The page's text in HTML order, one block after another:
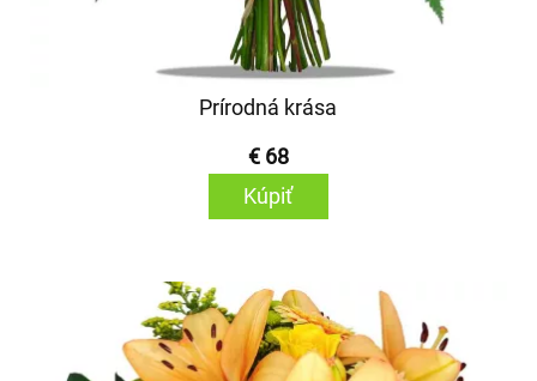
Prírodná krása
€ 68
Kúpiť